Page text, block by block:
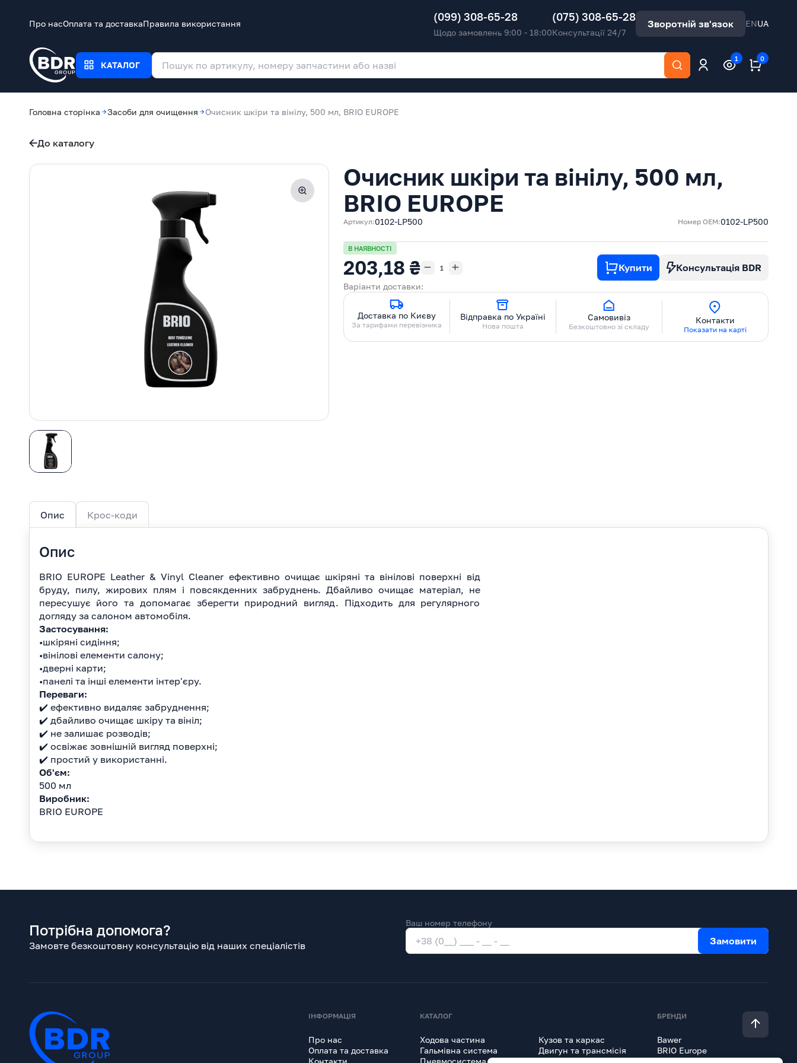
Про насОплата та доставкаПравила використання
(099) 308-65-28
Щодо замовлень 9:00 - 18:00
(075) 308-65-28
Консультації 24/7
Зворотній зв'язок ENUA
КАТАЛОГ
1 0
Головна сторінка Засоби для очищення Очисник шкіри та вінілу, 500 мл, BRIO EUROPE
До каталогу
Очисник шкіри та вінілу, 500 мл,
BRIO EUROPE
Артикул:0102-LP500 Номер ОЕМ:0102-LP500
В НАЯВНОСТІ
203,18 ₴ Купити Консультація BDR
Варіанти доставки:
Доставка по Києву
За тарифами перевізника
Відправка по Україні
Нова пошта
Самовивіз
Безкоштовно зі складу
Контакти
Показати на карті
Опис Крос-коди
Опис
BRIO EUROPE Leather & Vinyl Cleaner ефективно очищає шкіряні та вінілові поверхні від
бруду, пилу, жирових плям і повсякденних забруднень. Дбайливо очищає матеріал, не
пересушує його та допомагає зберегти природний вигляд. Підходить для регулярного
догляду за салоном автомобіля.
Застосування:
•шкіряні сидіння;
•вінілові елементи салону;
•дверні карти;
•панелі та інші елементи інтер'єру.
Переваги:
✔️ ефективно видаляє забруднення;
✔️ дбайливо очищає шкіру та вініл;
✔️ не залишає розводів;
✔️ освіжає зовнішній вигляд поверхні;
✔️ простий у використанні.
Об'єм:
500 мл
Виробник:
BRIO EUROPE
Потрібна допомога?
Замовте безкоштовну консультацію від наших спеціалістів
Ваш номер телефону
Замовити
ІНФОРМАЦІЯ
Про нас
Оплата та доставка
Контакти
КАТАЛОГ
Ходова частина
Гальмівна система
Пневмосистема
Кузов та каркас
Двигун та трансмісія
Гідравліка
БРЕНДИ
Bawer
BRIO Europe
Erich Jaeger